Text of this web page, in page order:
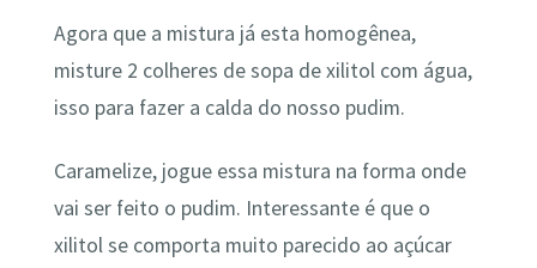
Agora que a mistura já esta homogênea,
misture 2 colheres de sopa de xilitol com água,
isso para fazer a calda do nosso pudim.
Caramelize, jogue essa mistura na forma onde
vai ser feito o pudim. Interessante é que o
xilitol se comporta muito parecido ao açúcar